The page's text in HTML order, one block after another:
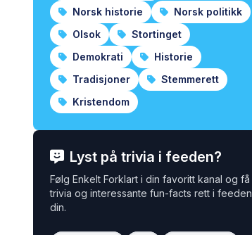
Norsk historie
Norsk politikk
Olsok
Stortinget
Demokrati
Historie
Tradisjoner
Stemmerett
Kristendom
Lyst på trivia i feeden?
Følg Enkelt Forklart i din favoritt kanal og få
trivia og interessante fun-facts rett i feeden
din.